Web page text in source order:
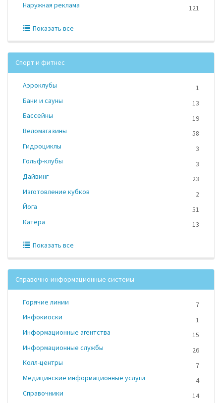
Наружная реклама
121
Показать все
Спорт и фитнес
Аэроклубы
1
Бани и сауны
13
Бассейны
19
Веломагазины
58
Гидроциклы
3
Гольф-клубы
3
Дайвинг
23
Изготовление кубков
2
Йога
51
Катера
13
Показать все
Справочно-информационные системы
Горячие линии
7
Инфокиоски
1
Информационные агентства
15
Информационные службы
26
Колл-центры
7
Медицинские информационные услуги
4
Справочники
14